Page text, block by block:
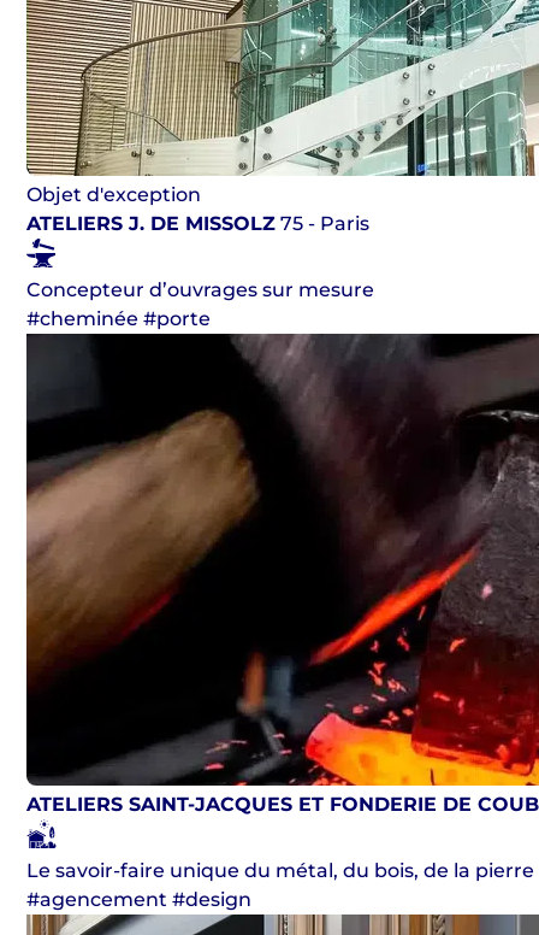
Objet d'exception
ATELIERS J. DE MISSOLZ 75 - Paris
Concepteur d’ouvrages sur mesure
#cheminée #porte
ATELIERS SAINT-JACQUES ET FONDERIE DE
Le savoir-faire unique du métal, du bois, de la
#agencement #design